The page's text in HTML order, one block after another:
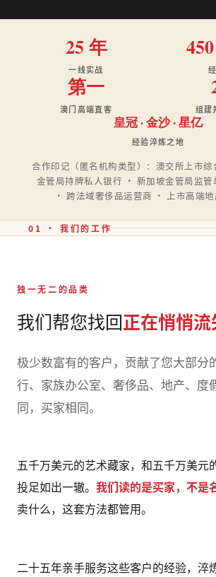
25 年
一线实战
第一
澳门高端直客 组建
皇冠 · 金沙 · 星亿
经验淬炼之地
合作印记（匿名机构类型）：澳交所上市
金管局持牌私人银行 · 新加坡金管局监管
· 跨法域奢侈品运营商 · 上市高端地
01 · 我们的工作
独一无二的品类
我们帮您找回正在悄悄流
极少数富有的客户，贡献了您大部分
行、家族办公室、奢侈品、地产、
同，买家相同。
五千万美元的艺术藏家，和五千万美元
投足如出一辙。 我们读的是买家，不是
卖什么，这套方法都管用。
二十五年亲手服务这些客户的经验，淬